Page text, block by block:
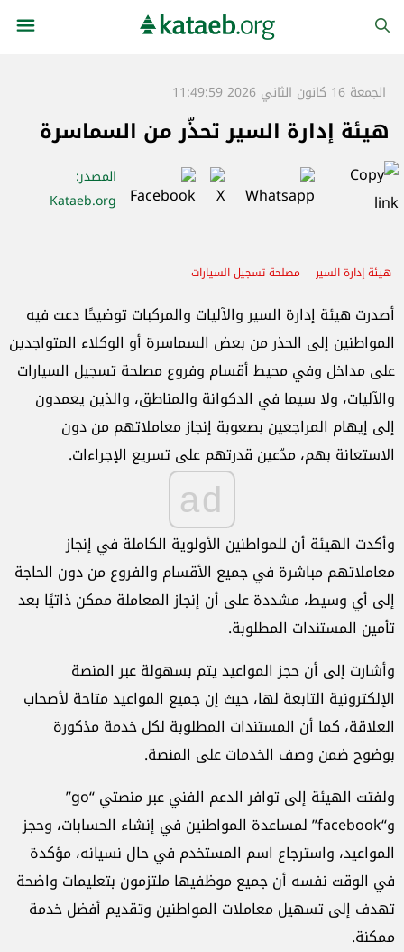
الجمعة 16 كانون الثاني 2026 11:49:59
هيئة إدارة السير تحذّر من السماسرة
المصدر:
Kataeb.org
هيئة إدارة السير مصلحة تسجيل السيارات
أصدرت هيئة إدارة السير والآليات والمركبات توضيحًا دعت فيه
المواطنين إلى الحذر من بعض السماسرة أو الوكلاء المتواجدين
على مداخل وفي محيط أقسام وفروع مصلحة تسجيل السيارات
والآليات، ولا سيما في الدكوانة والمناطق، والذين يعمدون
إلى إيهام المراجعين بصعوبة إنجاز معاملاتهم من دون
الاستعانة بهم، مدّعين قدرتهم على تسريع الإجراءات.
ad
وأكدت الهيئة أن للمواطنين الأولوية الكاملة في إنجاز
معاملاتهم مباشرة في جميع الأقسام والفروع من دون الحاجة
إلى أي وسيط، مشددة على أن إنجاز المعاملة ممكن ذاتيًا بعد
تأمين المستندات المطلوبة.
وأشارت إلى أن حجز المواعيد يتم بسهولة عبر المنصة
الإلكترونية التابعة لها، حيث إن جميع المواعيد متاحة لأصحاب
العلاقة، كما أن المستندات المطلوبة لكل خدمة مذكورة
بوضوح ضمن وصف الخدمات على المنصة.
ولفتت الهيئة إلى توافر الدعم الفني عبر منصتي “go”
و“facebook” لمساعدة المواطنين في إنشاء الحسابات، وحجز
المواعيد، واسترجاع اسم المستخدم في حال نسيانه، مؤكدة
في الوقت نفسه أن جميع موظفيها ملتزمون بتعليمات واضحة
تهدف إلى تسهيل معاملات المواطنين وتقديم أفضل خدمة
ممكنة.